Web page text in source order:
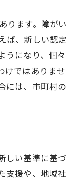
功事例
支援策
を究明
具体的な影響
化
択肢
きこと
ます。障が
、新しい認
になり、個
ではありま
は、市町村
い基準に基
援や、地域